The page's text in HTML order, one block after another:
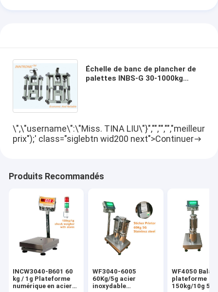
Échelle de banc de plancher de
palettes INBS-G 30-1000kg
\",\"username\":\"Miss. TINA LIU\"}","","","","meilleur
prix");' class="siglebtn wid200 next">Continuer
Produits Recommandés
INCW3040-B601 60
kg / 1g Plateforme
numérique en acier
WF3040-6005
60Kg/5g acier
inoxydable
WF4050
plateforme
150kg/10g 50g